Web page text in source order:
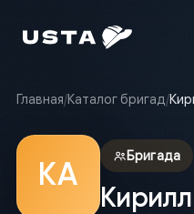
Главная/Каталог бригад/
КА
Бригада